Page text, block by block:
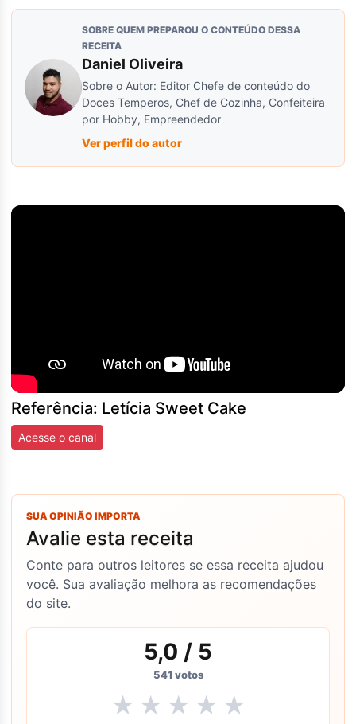
SOBRE QUEM PREPAROU O CONTEÚDO DESSA
RECEITA
Daniel Oliveira
Sobre o Autor: Editor Chefe de conteúdo do
Doces Temperos, Chef de Cozinha, Confeiteira
por Hobby, Empreendedor
Ver perfil do autor
Referência: Letícia Sweet Cake
Acesse o canal
SUA OPINIÃO IMPORTA
Avalie esta receita
Conte para outros leitores se essa receita ajudou
você. Sua avaliação melhora as recomendações
do site.
5,0 / 5
541 votos
★ ★ ★ ★ ★